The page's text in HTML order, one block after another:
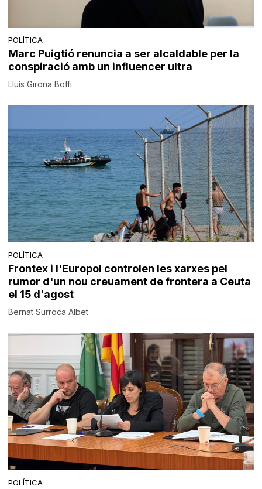
POLÍTICA
Marc Puigtió renuncia a ser alcaldable per la
conspiració amb un influencer ultra
Lluís Girona Boffi
POLÍTICA
Frontex i l'Europol controlen les xarxes pel
rumor d'un nou creuament de frontera a Ceuta
el 15 d'agost
Bernat Surroca Albet
POLÍTICA